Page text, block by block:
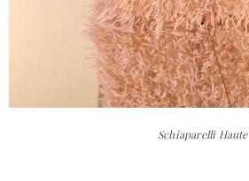
Schiaparelli